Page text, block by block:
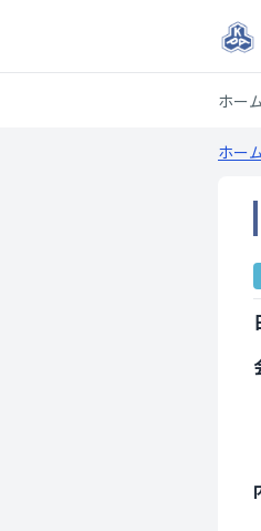
ホー
ホー